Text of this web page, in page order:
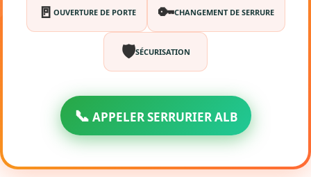
🚪 OUVERTURE DE PORTE 🔑CHANGEMENT DE SERRURE
🛡️SÉCURISATION
📞 APPELER SERRURIER ALB